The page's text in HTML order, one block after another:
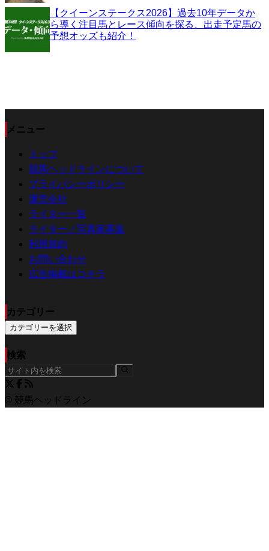
【クイーンステークス2026】過去10年データか
ら導く注目馬とレース傾向を探る、出走予定馬の
予想オッズも紹介！
メニュー
トップ
競馬ヘッドラインについて
プライバシーポリシー
運営会社
ライター一覧
ライター／写真家募集
利用規約
お問い合わせ
広告掲載はコチラ
カテゴリー
カテゴリーを選択
検索
© 競馬ヘッドライン